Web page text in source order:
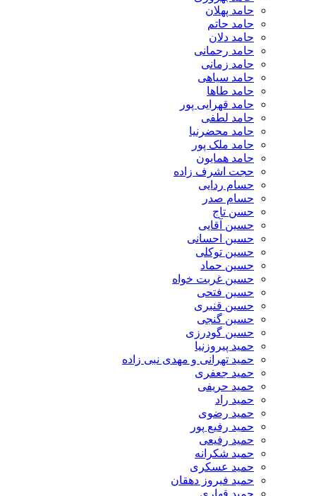
حامد پهلان
حامد حاتم
حامد دلان
حامد رحمانی
حامد زمانی
حامد سیاهی
حامد طاها
حامد قهرایی پور
حامد لطفی
حامد محضرنیا
حامد ملک پور
حامد همایون
حجت اشرف زاده
حسام ردایی
حسام صدر
حسن تاج
حسین آقایی
حسین احسانی
حسین توکلی
حسین حماد
حسین غربت خواه
حسین فتحی
حسین قنبری
حسین گنجی
حسین گودرزی
حمید پیروزنیا
حمید تهرانی و مهدی نبی زاده
حمید جعفری
حمید حریفی
حمید راد
حمید رضوی
حمید رفیع پور
حمید رفیعی
حمید شکرانه
حمید عسکری
حمید فیروز دهقان